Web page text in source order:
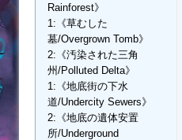
Rainforest》
1:《草むした
墓/Overgrown Tomb》
2:《汚染された三角
州/Polluted Delta》
1:《地底街の下水
道/Undercity Sewers》
2:《地底の遺体安置
所/Underground